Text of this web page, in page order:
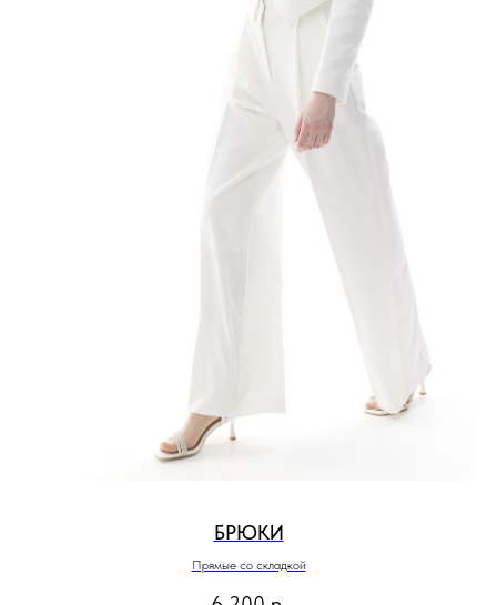
БРЮКИ
Прямые со складкой